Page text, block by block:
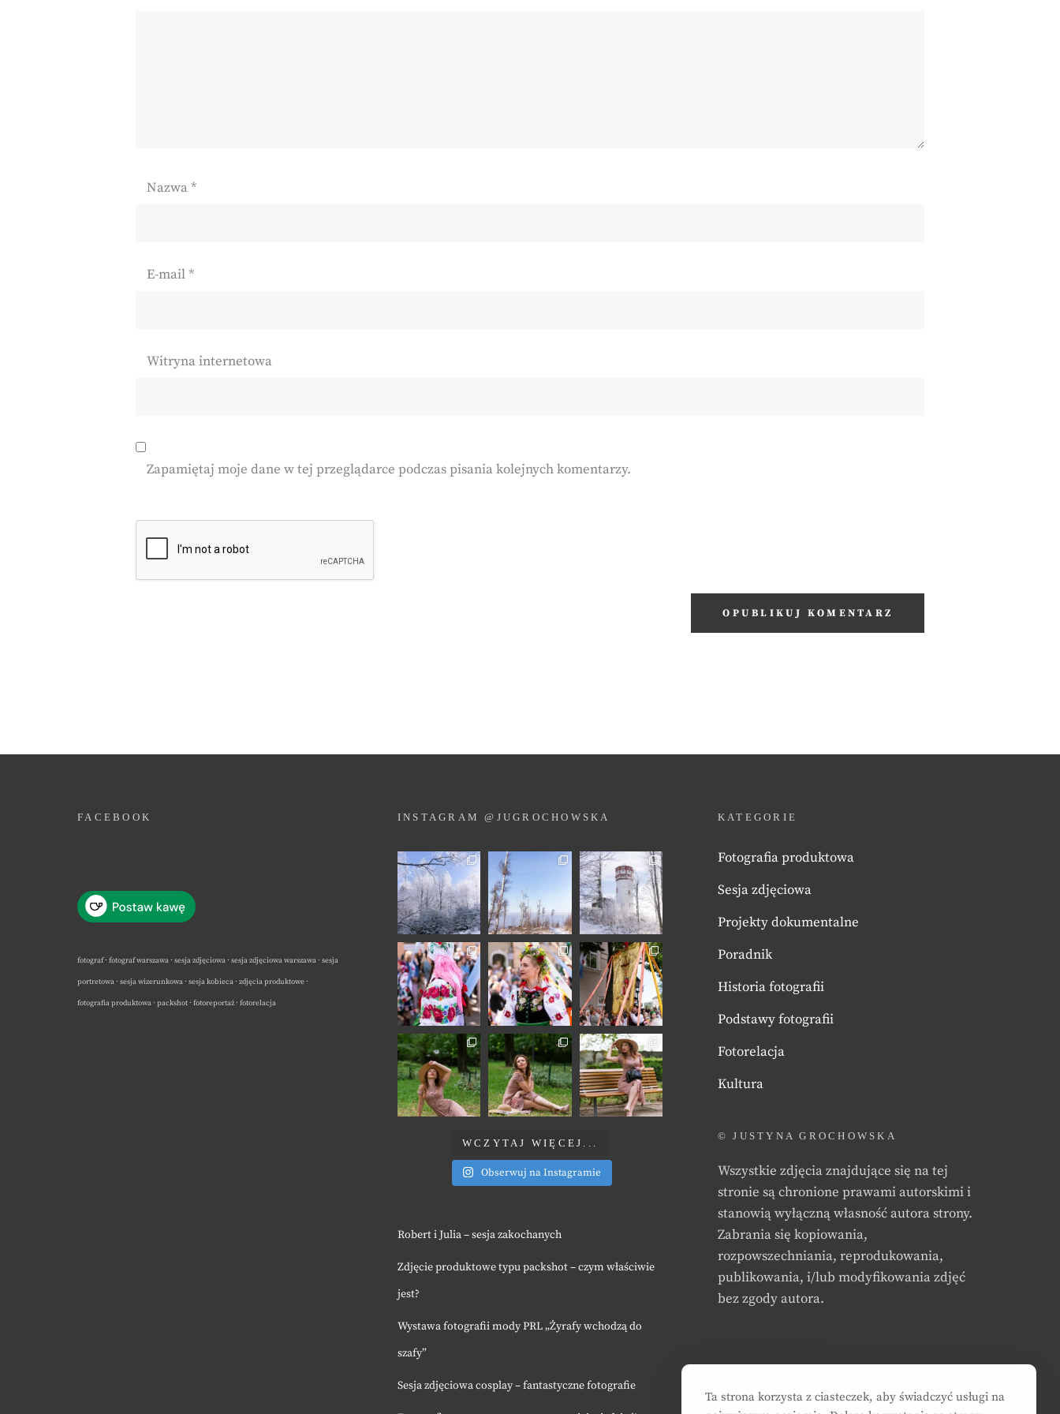
Nazwa*
E-mail*
Witryna internetowa
Zapamiętaj moje dane w tej przeglądarce podczas pisania kolejnych komentarzy.
FACEBOOK
fotograf · fotograf warszawa · sesja zdjęciowa · sesja zdjęciowa warszawa · sesja
portretowa · sesja wizerunkowa · sesja kobieca · zdjęcia produktowe ·
fotografia produktowa · packshot · fotoreportaż · fotorelacja
INSTAGRAM @JUGROCHOWSKA
WCZYTAJ WIĘCEJ...
Obserwuj na Instagramie
Robert i Julia – sesja zakochanych
Zdjęcie produktowe typu packshot – czym właściwie
jest?
Wystawa fotografii mody PRL „Żyrafy wchodzą do
szafy”
Sesja zdjęciowa cosplay – fantastyczne fotografie
KATEGORIE
Fotografia produktowa
Sesja zdjęciowa
Projekty dokumentalne
Poradnik
Historia fotografii
Podstawy fotografii
Fotorelacja
Kultura
© JUSTYNA GROCHOWSKA
Wszystkie zdjęcia znajdujące się na tej
stronie są chronione prawami autorskimi i
stanowią wyłączną własność autora strony.
Zabrania się kopiowania,
rozpowszechniania, reprodukowania,
publikowania, i/lub modyfikowania zdjęć
bez zgody autora.
Ta strona korzysta z ciasteczek, aby świadczyć usługi na